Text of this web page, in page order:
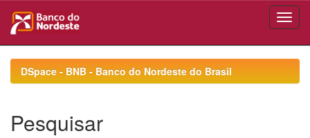
navigationDSpace - BNB - Banco do Nordeste do Brasil
Pesquisar